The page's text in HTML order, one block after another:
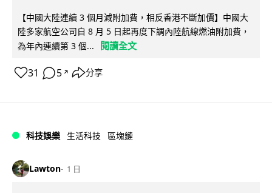
【中國大陸連續 3 個月減附加費，相反香港不斷加價】中國大
陸多家航空公司自 8 月 5 日起再度下調內陸航線燃油附加費，
為年內連續第 3 個...
閱讀全文
31 5 ↗ 分享
科技娛樂 生活科技 區塊鏈
Lawton 1 日